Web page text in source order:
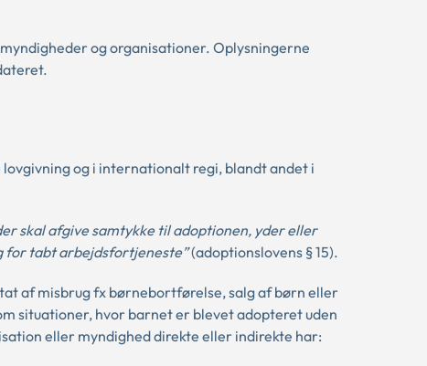
og organisationer. Oplysningerne
og i internationalt regi, blandt andet i
skal afgive samtykke til adoptionen, yder eller
for tabt arbejdsfortjeneste”(adoptionslovens § 15).
af misbrug fx børnebortførelse, salg af børn eller
situationer, hvor barnet er blevet adopteret uden
eller myndighed direkte eller indirekte har: